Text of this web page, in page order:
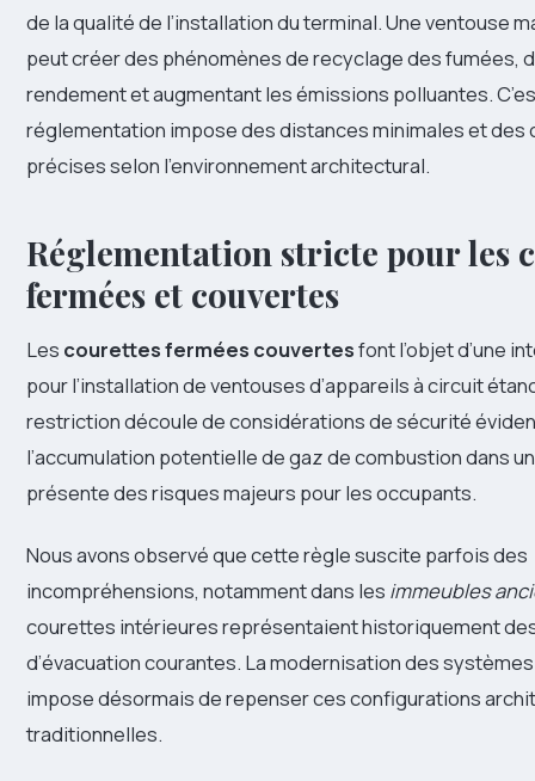
de la qualité de l’installation du terminal. Une ventouse
peut créer des phénomènes de recyclage des fumées,
rendement et augmentant les émissions polluantes.
réglementation impose des distances minimales et des
précises selon l’environnement architectural.
Réglementation stricte pour les
fermées et couvertes
Les courettes fermées couvertesfont l’objet d’une
pour l’installation de ventouses d’appareils à circuit
restriction découle de considérations de sécurité
l’accumulation potentielle de gaz de combustion dans
présente des risques majeurs pour les occupants.
Nous avons observé que cette règle suscite parfois des
incompréhensions, notamment dans les immeubles
courettes intérieures représentaient historiquement
d’évacuation courantes. La modernisation des
impose désormais de repenser ces configurations
traditionnelles.